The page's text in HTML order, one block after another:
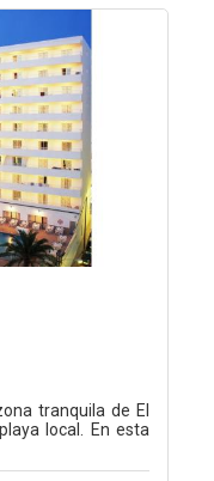
tranquila de El
local. En esta